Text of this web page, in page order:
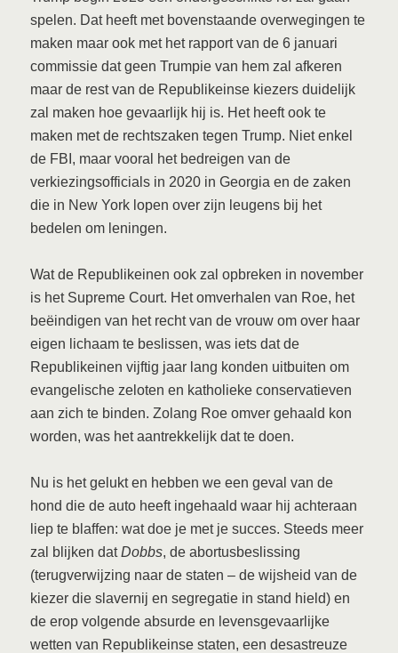
spelen. Dat heeft met bovenstaande overwegingen te
maken maar ook met het rapport van de 6 januari
commissie dat geen Trumpie van hem zal afkeren
maar de rest van de Republikeinse kiezers duidelijk
zal maken hoe gevaarlijk hij is. Het heeft ook te
maken met de rechtszaken tegen Trump. Niet enkel
de FBI, maar vooral het bedreigen van de
verkiezingsofficials in 2020 in Georgia en de zaken
die in New York lopen over zijn leugens bij het
bedelen om leningen.
Wat de Republikeinen ook zal opbreken in november
is het Supreme Court. Het omverhalen van Roe, het
beëindigen van het recht van de vrouw om over haar
eigen lichaam te beslissen, was iets dat de
Republikeinen vijftig jaar lang konden uitbuiten om
evangelische zeloten en katholieke conservatieven
aan zich te binden. Zolang Roe omver gehaald kon
worden, was het aantrekkelijk dat te doen.
Nu is het gelukt en hebben we een geval van de
hond die de auto heeft ingehaald waar hij achteraan
liep te blaffen: wat doe je met je succes. Steeds meer
zal blijken datDobbs, de abortusbeslissing
(terugverwijzing naar de staten – de wijsheid van de
kiezer die slavernij en segregatie in stand hield) en
de erop volgende absurde en levensgevaarlijke
wetten van Republikeinse staten, een desastreuze